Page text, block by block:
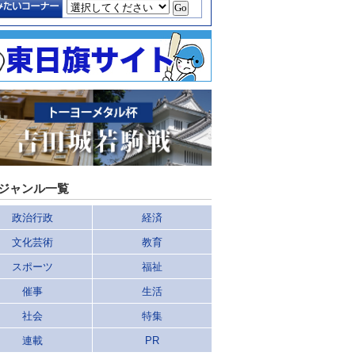
ャンル一覧
政治行政 経済
文化芸術 教育
スポーツ 福祉
催事 生活
社会 特集
連載 PR